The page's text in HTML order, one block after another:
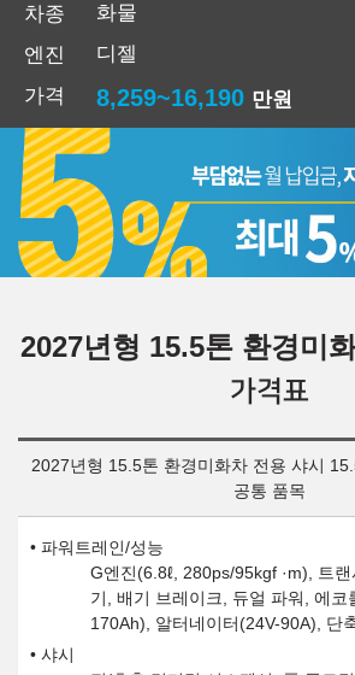
차종
화물
엔진
디젤
가격
8,259~16,190 만원
2027년형 15.5톤 환경미
가격표
2027년형 15.5톤 환경미화차 전용 샤시
공통 품목
파워트레인/성능
G엔진(6.8ℓ, 280ps/95kgf ·m), 트
기, 배기 브레이크, 듀얼 파워, 에코
170Ah), 알터네이터(24V-90A), 단
샤시